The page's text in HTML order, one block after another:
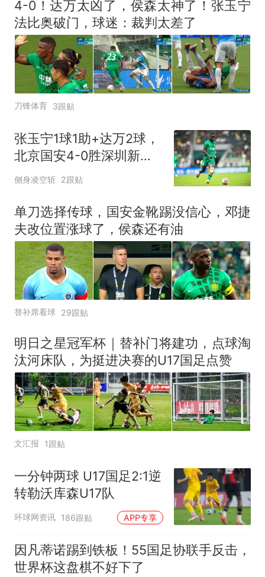
4-0！达万太凶了，侯森太神了！张玉宁
法比奥破门，球迷：裁判太差了
刀锋体育 3跟贴
张玉宁1球1助+达万2球，
北京国安4-0胜深圳新鹏
城，2连胜逼近前二
侧身凌空斩 2跟贴
单刀选择传球，国安金靴踢没信心，邓捷
夫改位置涨球了，侯森还有油
替补席看球 29跟贴
明日之星冠军杯｜替补门将建功，点球淘
汰河床队，为挺进决赛的U17国足点赞
文汇报 1跟贴
一分钟两球 U17国足2:1逆
转勒沃库森U17队
环球网资讯 186跟贴 APP专享
因凡蒂诺踢到铁板！55国足协联手反击，
世界杯这盘棋不好下了